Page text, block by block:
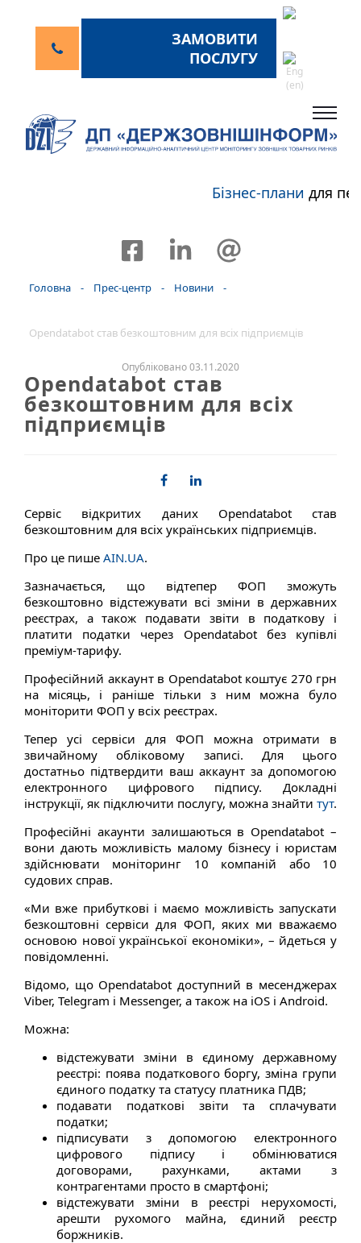
ЗАМОВИТИ
ПОСЛУГУ
Бізнес-планидля
Головна - Прес-центр - Новини -
Opendatabot став безкоштовним для всіх підприємців
Опубліковано 03.11.2020
Opendatabot став
безкоштовним для всіх
підприємців
Сервіс відкритих даних Opendatabot став
безкоштовним для всіх українських підприємців.
Про це пише AIN.UA.
Зазначається, що відтепер ФОП зможуть
безкоштовно відстежувати всі зміни в державних
реєстрах, а також подавати звіти в податкову і
платити податки через Opendatabot без купівлі
преміум-тарифу.
Професійний аккаунт в Opendatabot коштує 270 грн
на місяць, і раніше тільки з ним можна було
моніторити ФОП у всіх реєстрах.
Тепер усі сервіси для ФОП можна отримати в
звичайному обліковому записі. Для цього
достатньо підтвердити ваш аккаунт за допомогою
електронного цифрового підпису. Докладні
інструкції, як підключити послугу, можна знайти тут.
Професійні акаунти залишаються в Opendatabot –
вони дають можливість малому бізнесу і юристам
здійснювати моніторинг 10 компаній або 10
судових справ.
«Ми вже прибуткові і маємо можливість запускати
безкоштовні сервіси для ФОП, яких ми вважаємо
основою нової української економіки», – йдеться у
повідомленні.
Відомо, що Opendatabot доступний в месенджерах
Viber, Telegram і Messenger, а також на iOS і Android.
Можна:
відстежувати зміни в єдиному державному
реєстрі: поява податкового боргу, зміна групи
єдиного податку та статусу платника ПДВ;
подавати податкові звіти та сплачувати
податки;
підписувати з допомогою електронного
цифрового підпису і обмінюватися
договорами, рахунками, актами з
контрагентами просто в смартфоні;
відстежувати зміни в реєстрі нерухомості,
арешти рухомого майна, єдиний реєстр
боржників.